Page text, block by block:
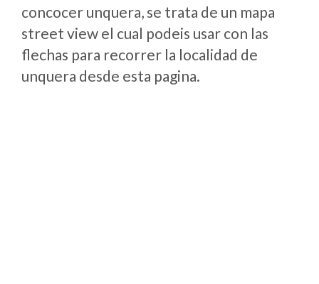
concocer unquera, se trata de un mapa
street view el cual podeis usar con las
flechas para recorrer la localidad de
unquera desde esta pagina.